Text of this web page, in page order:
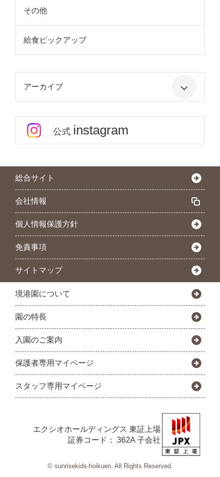
その他
給食ピックアップ
アーカイブ
公式 instagram
総合サイト
会社情報
個人情報保護方針
免責事項
サイトマップ
境港園について
園の特長
入園のご案内
保護者専用マイページ
スタッフ専用マイページ
エクシオホールディングス 東証上場
証券コード： 362A 子会社
© sunrisekids-hoikuen. All Rights Reserved.